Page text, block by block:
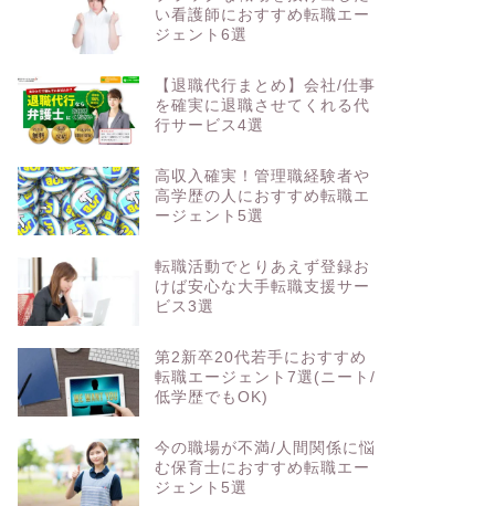
ブラックな職場を抜け出した
【退職代行まとめ】会社/仕事
高収入確実！管理職経験者や
転職活動でとりあえず登録お
第2新卒20代若手におすすめ
転職エージェント7選(ニート/
今の職場が不満/人間関係に悩